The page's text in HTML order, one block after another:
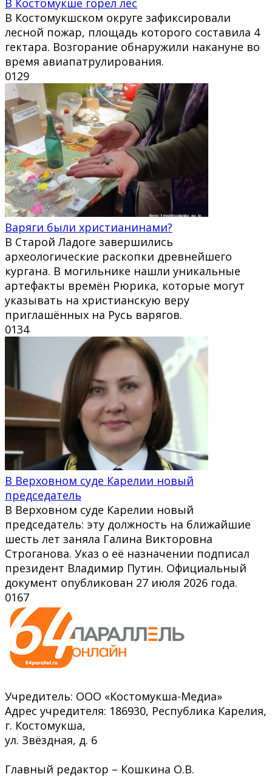
В Костомукше горел лес
В Костомукшском округе зафиксировали
лесной пожар, площадь которого составила 4
гектара. Возгорание обнаружили накануне во
время авиапатрулирования.
0129
Варяги были христианинами?
В Старой Ладоге завершились
археологические раскопки древнейшего
кургана. В могильнике нашли уникальные
артефакты времён Рюрика, которые могут
указывать на христианскую веру
приглашённых на Русь варягов.
0134
В Верховном суде Карелии новый
председатель
В Верховном суде Карелии новый
председатель: эту должность на ближайшие
шесть лет заняла Галина Викторовна
Строганова. Указ о её назначении подписал
президент Владимир Путин. Официальный
документ опубликован 27 июля 2026 года.
0167
Учредитель: ООО «Костомукша-Медиа»
Адрес учредителя: 186930, Республика Карелия,
г. Костомукша,
ул. Звёздная, д. 6
Главный редактор – Кошкина О.В.